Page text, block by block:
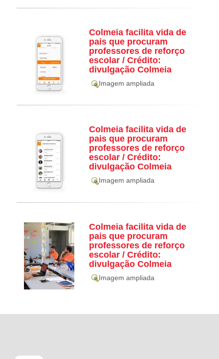
Colmeia facilita vida de
pais que procuram
professores de reforço
escolar / Crédito:
divulgação Colmeia
Imagem ampliada
Colmeia facilita vida de
pais que procuram
professores de reforço
escolar / Crédito:
divulgação Colmeia
Imagem ampliada
Colmeia facilita vida de
pais que procuram
professores de reforço
escolar / Crédito:
divulgação Colmeia
Imagem ampliada